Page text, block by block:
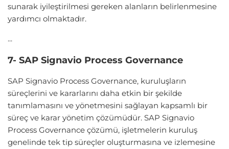
sunarak iyileştirilmesi gereken alanların belirlenmesine
yardımcı olmaktadır.
...
7- SAP Signavio Process Governance
SAP Signavio Process Governance, kuruluşların
süreçlerini ve kararlarını daha etkin bir şekilde
tanımlamasını ve yönetmesini sağlayan kapsamlı bir
süreç ve karar yönetim çözümüdür. SAP Signavio
Process Governance çözümü, işletmelerin kuruluş
genelinde tek tip süreçler oluşturmasına ve izlemesine